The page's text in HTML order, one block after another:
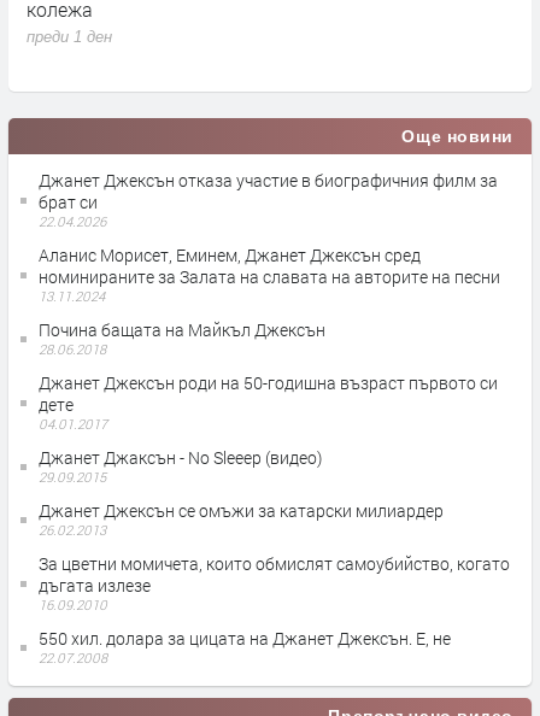
колежа
преди 1 ден
Още новини
Джанет Джексън отказа участие в биографичния филм за
брат си
22.04.2026
Аланис Морисет, Еминем, Джанет Джексън сред
номинираните за Залата на славата на авторите на песни
13.11.2024
Почина бащата на Майкъл Джексън
28.06.2018
Джанет Джексън роди на 50-годишна възраст първото си
дете
04.01.2017
Джанет Джаксън - No Sleeep (видео)
29.09.2015
Джанет Джексън се омъжи за катарски милиардер
26.02.2013
За цветни момичета, които обмислят самоубийство, когато
дъгата излезе
16.09.2010
550 хил. долара за цицата на Джанет Джексън. Е, не
22.07.2008